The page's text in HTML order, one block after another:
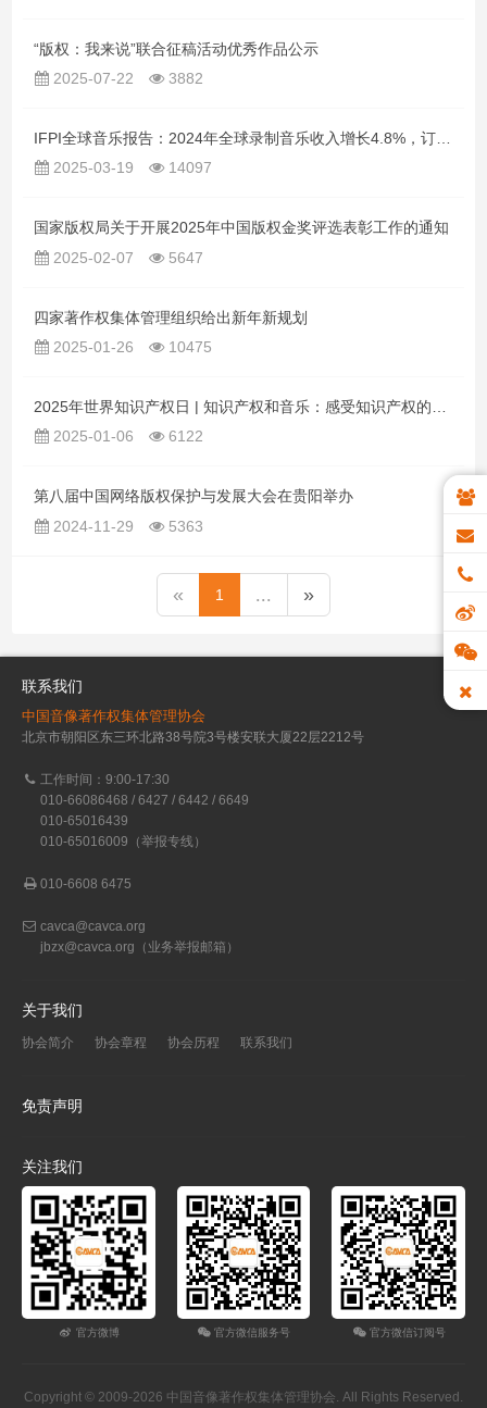
“版权：我来说”联合征稿活动优秀作品公示
2025-07-22
3882
2025-03-19
14097
国家版权局关于开展2025年中国版权金奖评选表彰工作的通知
2025-02-07
5647
四家著作权集体管理组织给出新年新规划
2025-01-26
10475
2025-01-06
6122
第八届中国网络版权保护与发展大会在贵阳举办
2024-11-29
5363
« 1 ... »
联系我们
中国音像著作权集体管理协会
北京市朝阳区东三环北路38号院3号楼安联大厦22层2212号
工作时间：9:00-17:30
010-66086468 / 6427 / 6442 / 6649
010-65016439
010-65016009（举报专线）
010-6608 6475
cavca@cavca.org
jbzx@cavca.org （业务举报邮箱）
关于我们
协会简介 协会章程 协会历程 联系我们
免责声明
关注我们
官方微博 官方微信服务号 官方微信订阅号
Copyright © 2009-2026 中国音像著作权集体管理协会. All Rights Reserved.